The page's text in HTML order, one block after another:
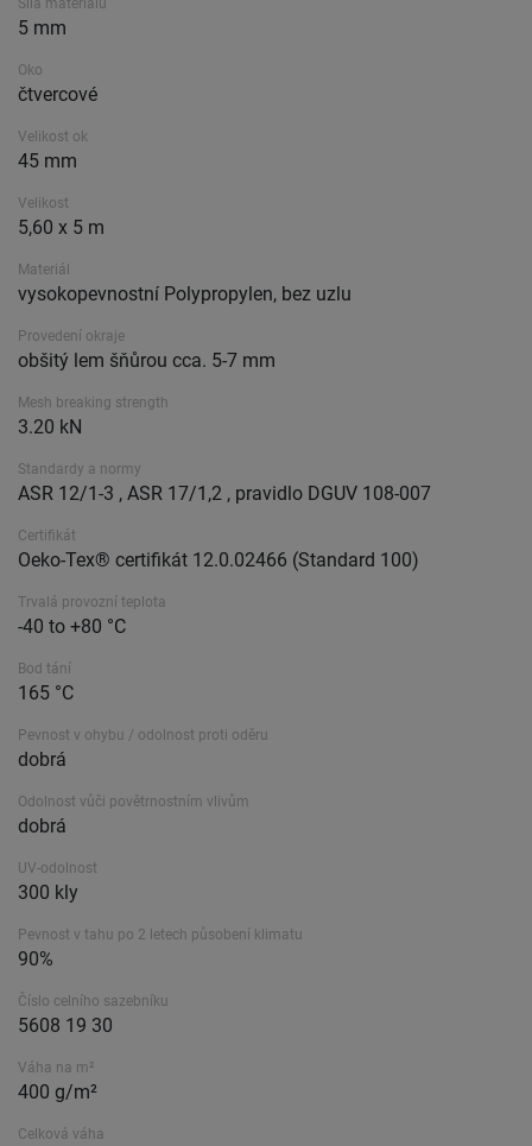
Síla materiálu
5 mm
Oko
čtvercové
Velikost ok
45 mm
Velikost
5,60 x 5 m
Materiál
vysokopevnostní Polypropylen, bez uzlu
Provedení okraje
obšitý lem šňůrou cca. 5-7 mm
Mesh breaking strength
3.20 kN
Standardy a normy
ASR 12/1-3 , ASR 17/1,2 , pravidlo DGUV 108-007
Certifikát
Oeko-Tex® certifikát 12.0.02466 (Standard 100)
Trvalá provozní teplota
-40 to +80 °C
Bod tání
165 °C
Pevnost v ohybu / odolnost proti oděru
dobrá
Odolnost vůči povětrnostním vlivům
dobrá
UV-odolnost
300 kly
Pevnost v tahu po 2 letech působení klimatu
90%
Číslo celního sazebníku
5608 19 30
Váha na m²
400 g/m²
Celková váha